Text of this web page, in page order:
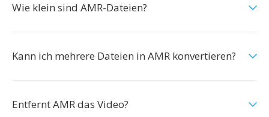
Wie klein sind AMR-Dateien?
Kann ich mehrere Dateien in AMR konvertieren?
Entfernt AMR das Video?